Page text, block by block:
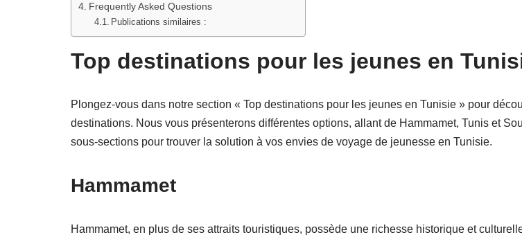
Frequently Asked Questions
Publications similaires :
Top destinations pour les jeunes en
Plongez-vous dans notre section « Top destinations pour les jeunes en Tunisie » pour
destinations. Nous vous présenterons différentes options, allant de Hammamet, Tunis et
sous-sections pour trouver la solution à vos envies de voyage de jeunesse en Tunisie.
Hammamet
Hammamet, en plus de ses attraits touristiques, possède une richesse historique et